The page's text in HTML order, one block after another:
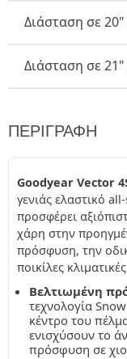
Διάσταση σε
Διάσταση σε
ΠΕΡΙΓΡΑΦΉ
Goodyear Vector
γενιάς ελαστικό
προσφέρει
χάρη στην
πρόσφυση, την
ποικίλες
Βελτιωμένη
τεχνολογία
κέντρο του
ενισχύσουν το
πρόσφυση σε